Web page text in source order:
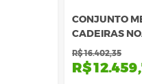
CONJUNTO
CADEIRAS
R$ 16.402,35
R$